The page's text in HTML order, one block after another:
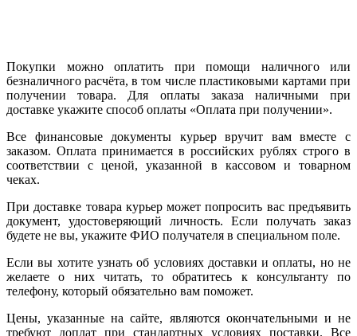
Покупки можно оплатить при помощи наличного или
безналичного расчёта, в том числе пластиковыми картами при
получении товара. Для оплаты заказа наличными при
доставке укажите способ оплаты «Оплата при получении».
Все финансовые документы курьер вручит вам вместе с
заказом. Оплата принимается в российских рублях строго в
соответствии с ценой, указанной в кассовом и товарном
чеках.
При доставке товара курьер может попросить вас предъявить
документ, удостоверяющий личность. Если получать заказ
будете не вы, укажите ФИО получателя в специальном поле.
Если вы хотите узнать об условиях доставки и оплаты, но не
желаете о них читать, то обратитесь к консультанту по
телефону, который обязательно вам поможет.
Цены, указанные на сайте, являются окончательными и не
требуют доплат при стандартных условиях поставки. Все